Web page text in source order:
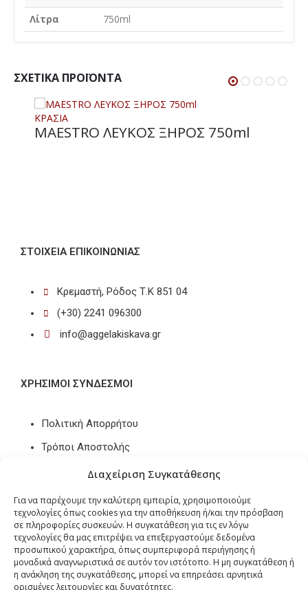
Διαχείριση Συγκατάθεσης
Για να παρέχουμε την καλύτερη εμπειρία, χρησιμοποιούμε
τεχνολογίες όπως cookies για την αποθήκευση ή/και την πρόσβαση
σε πληροφορίες συσκευών. Η συγκατάθεση για τις εν λόγω
τεχνολογίες θα μας επιτρέψει να επεξεργαστούμε δεδομένα
προσωπικού χαρακτήρα, όπως συμπεριφορά περιήγησης ή
μοναδικά αναγνωριστικά σε αυτόν τον ιστότοπο. Η μη συγκατάθεση ή
η ανάκληση της συγκατάθεσης, μπορεί να επηρεάσει αρνητικά
ορισμένες λειτουργίες και δυνατότητες.
Λίτρα
750ml
ΣΧΕΤΙΚΆ ΠΡΟΪΌΝΤΑ
ΚΡΑΣΙΑ
MAESTRO ΛΕΥΚΟΣ ΞΗΡΟΣ 750ml
ΣΤΟΙΧΕΊΑ ΕΠΙΚΟΙΝΩΝΊΑΣ
Κρεμαστή, Ρόδος Τ.Κ 851 04
(+30) 2241 096300
info@aggelakiskava.gr
ΧΡΗΣΙΜΟΙ ΣΥΝΔΕΣΜΟΙ
Πολιτική Απορρήτου
Τρόποι Αποστολής
Τρόποι Πληρωμών
Πολιτική Επιστροφών / Ακυρώσεων
Πολιτική Cookies
FOLLOW US